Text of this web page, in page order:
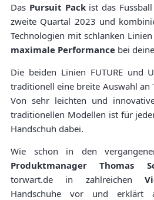
Das Pursuit Packist das
zweite Quartal 2023 und
Technologien mit schlanken
maximale Performance bei
Die beiden Linien FUTURE und
traditionell eine breite Auswahl an
Von sehr leichten und
traditionellen Modellen ist für
Handschuh dabei.
Wie schon in den
Produktmanager Thomas
torwart.de in zahlreichen
Handschuhe vor und erklärt